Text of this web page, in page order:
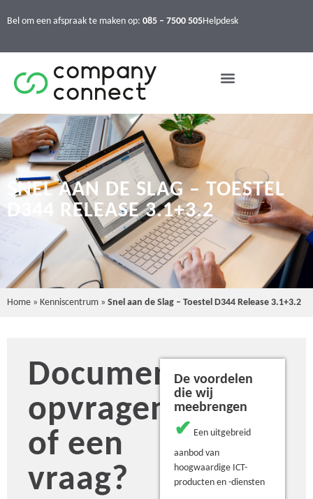
Bel om een afspraak te maken op: 085 – 7500 505Helpdesk
SNEL AAN DE SLAG – TOESTEL
D344 RELEASE 3.1+3.2
Home » Kenniscentrum » Snel aan de Slag – Toestel D344 Release 3.1+3.2
Document
opvragen
of een
vraag?
De voordelen
die wij
meebrengen
✔ Een uitgebreid
aanbod van
hoogwaardige ICT-
producten en -diensten